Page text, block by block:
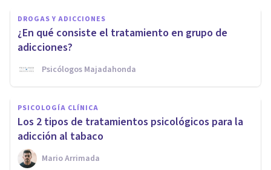
DROGAS Y ADICCIONES
¿En qué consiste el tratamiento en grupo de
adicciones?
Psicólogos Majadahonda
PSICOLOGÍA CLÍNICA
Los 2 tipos de tratamientos psicológicos para la
adicción al tabaco
Mario Arrimada